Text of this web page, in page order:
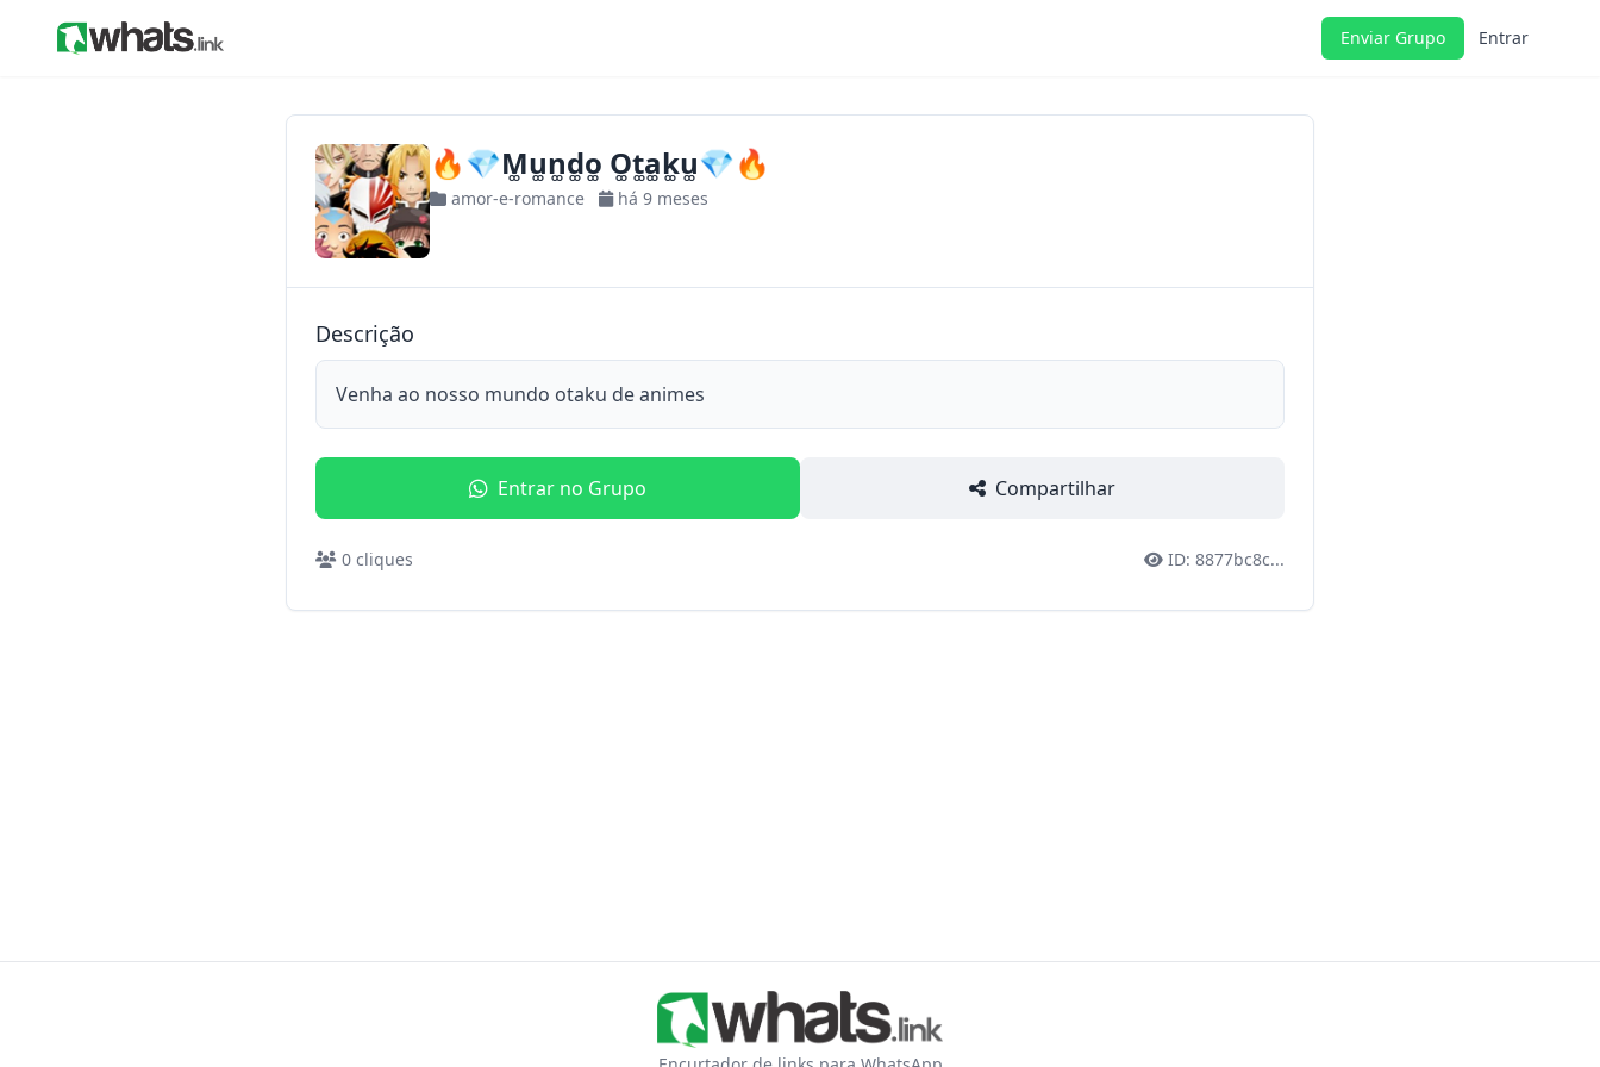
Enviar Grupo Entrar
🔥💎M͚u͚n͚d͚o͚ O͚t͚a͚k͚u͚💎🔥
amor-e-romance há 9 meses
Descrição
Venha ao nosso mundo otaku de animes
Entrar no Grupo Compartilhar
0 cliques ID: 8877bc8c...